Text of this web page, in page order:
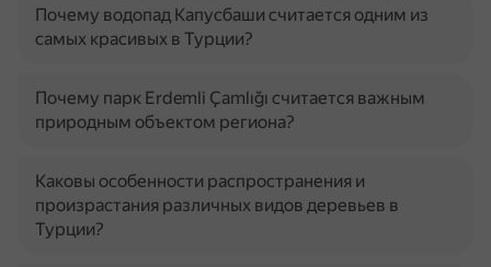
Почему водопад Капусбаши считается одним из
самых красивых в Турции?
Почему парк Erdemli Çamlığı считается важным
природным объектом региона?
Каковы особенности распространения и
произрастания различных видов деревьев в
Турции?